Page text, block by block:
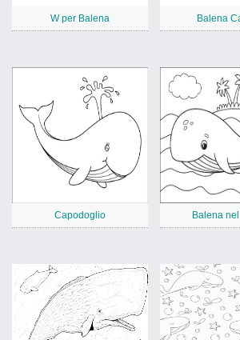
W per Balena Balena
Capodoglio Balena